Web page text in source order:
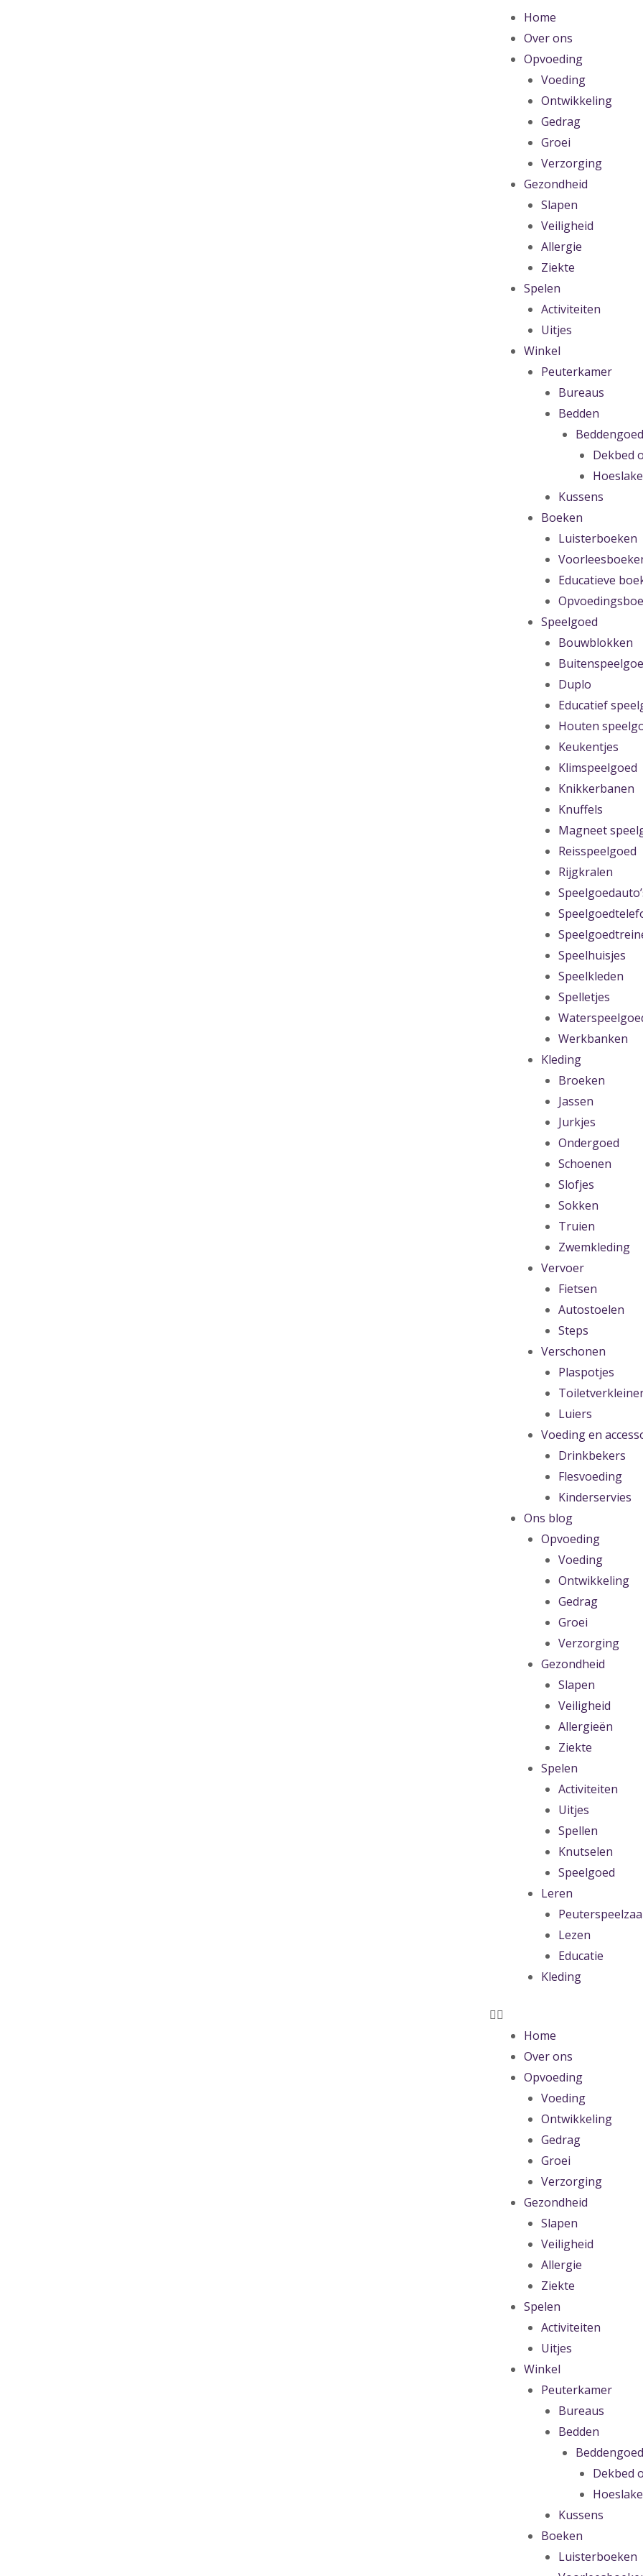
Home
Over ons
Opvoeding
Voeding
Ontwikkeling
Gedrag
Groei
Verzorging
Gezondheid
Slapen
Veiligheid
Allergie
Ziekte
Spelen
Activiteiten
Uitjes
Winkel
Peuterkamer
Bureaus
Bedden
Beddengoed
Dekbed
Kussens
Boeken
Luisterboeken
Educatieve
Speelgoed
Bouwblokken
Duplo
Educatief
Houten
Keukentjes
Klimspeelgoed
Knikkerbanen
Knuffels
Magneet
Reisspeelgoed
Rijgkralen
Speelhuisjes
Speelkleden
Spelletjes
Werkbanken
Kleding
Broeken
Jassen
Jurkjes
Ondergoed
Schoenen
Slofjes
Sokken
Truien
Zwemkleding
Vervoer
Fietsen
Autostoelen
Steps
Verschonen
Plaspotjes
Luiers
Voeding en
Drinkbekers
Flesvoeding
Kinderservies
Ons blog
Opvoeding
Voeding
Ontwikkeling
Gedrag
Groei
Verzorging
Gezondheid
Slapen
Veiligheid
Allergieën
Ziekte
Spelen
Activiteiten
Uitjes
Spellen
Knutselen
Speelgoed
Leren
Lezen
Educatie
Kleding
Home
Over ons
Opvoeding
Voeding
Ontwikkeling
Gedrag
Groei
Verzorging
Gezondheid
Slapen
Veiligheid
Allergie
Ziekte
Spelen
Activiteiten
Uitjes
Winkel
Peuterkamer
Bureaus
Bedden
Beddengoed
Dekbed
Kussens
Boeken
Luisterboeken